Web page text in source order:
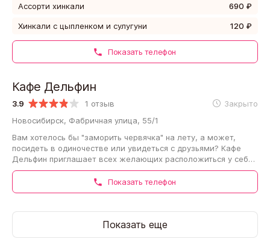
Показать телефон
Ассорти хинкали 690 ₽
Хинкали с цыпленком и сулугуни 120 ₽
3.9 1 отзыв Закрыто
Кафе Дельфин
Новосибирск, Фабричная улица, 55/1
Вам хотелось бы "заморить червячка" на лету, а может,
посидеть в одиночестве или увидеться с друзьями? Кафе
Дельфин приглашает всех желающих расположиться у себя
внутри. Работники…
Показать телефон
Показать еще